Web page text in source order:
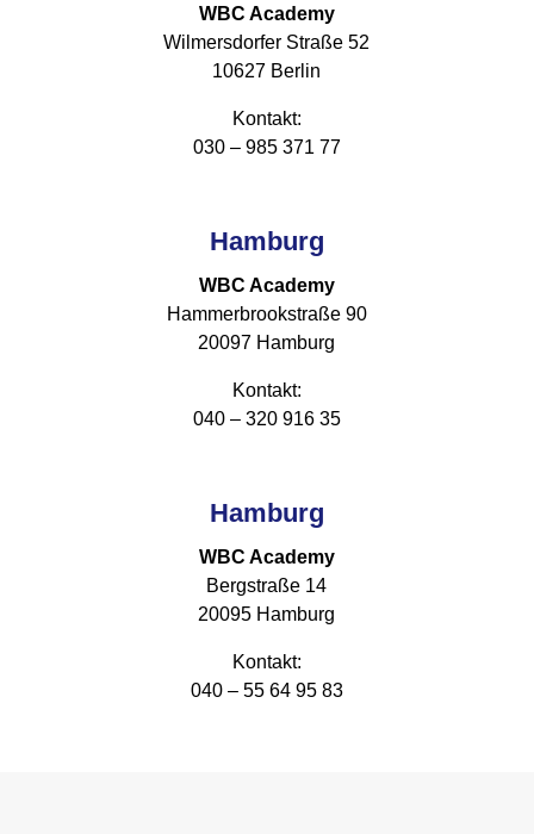
WBC Academy
Wilmersdorfer Straße 52
10627 Berlin
Kontakt:
030 – 985 371 77
Hamburg
WBC Academy
Hammerbrookstraße 90
20097 Hamburg
Kontakt:
040 – 320 916 35
Hamburg
WBC Academy
Bergstraße 14
20095 Hamburg
Kontakt:
040 – 55 64 95 83